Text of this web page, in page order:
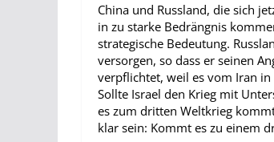
China und Russland, die sich
in zu starke Bedrängnis
strategische Bedeutung.
versorgen, so dass er seinen
verpflichtet, weil es vom Iran
Sollte Israel den Krieg mit
es zum dritten Weltkrieg
klar sein: Kommt es zu einem